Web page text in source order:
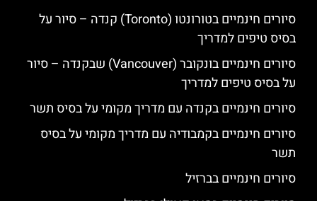
סיורים חינמיים בטורונטו (Toronto) קנדה – סיור על
בסיס טיפים למדריך
סיורים חינמיים בונקובר (Vancouver) שבקנדה – סיור
על בסיס טיפים למדריך
סיורים חינמיים בקנדה עם מדריך מקומי על בסיס תשר
סיורים חינמיים בקמבודיה עם מדריך מקומי על בסיס
תשר
סיורים חינמיים בברזיל